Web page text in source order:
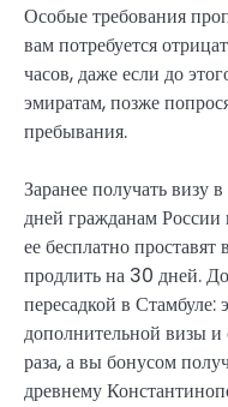
Особые требования
вам потребуется
часов, даже если до
эмиратам, позже
пребывания.
Заранее получать визу
дней гражданам России
ее бесплатно
продлить на 30 дней.
пересадкой в Стамбуле:
дополнительной визы
раза, а вы бонусом
древнему